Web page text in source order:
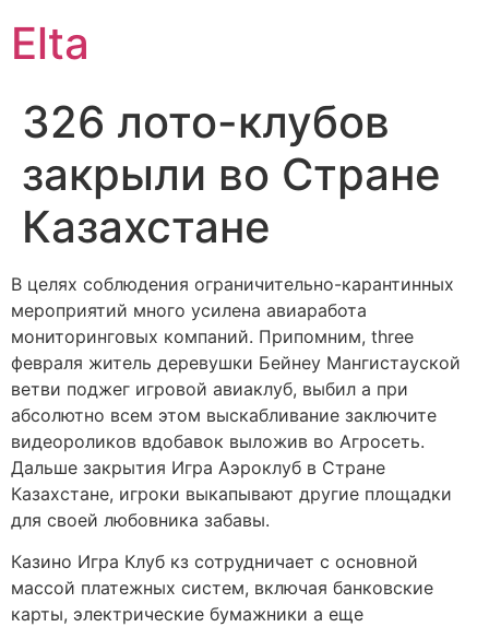
Elta
326 лото-клубов
закрыли во Стране
Казахстане
В целях соблюдения ограничительно-карантинных
мероприятий много усилена авиаработа
мониторинговых компаний. Припомним, three
февраля житель деревушки Бейнеу Мангистауской
ветви поджег игровой авиаклуб, выбил а при
абсолютно всем этом выскабливание заключите
видеороликов вдобавок выложив во Агросеть.
Дальше закрытия Игра Аэроклуб в Стране
Казахстане, игроки выкапывают другие площадки
для своей любовника забавы.
Казино Игра Клуб кз сотрудничает с основной
массой платежных систем, включая банковские
карты, электрические бумажники а еще